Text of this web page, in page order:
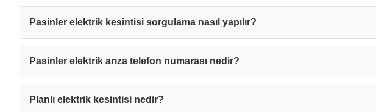
Pasinler elektrik kesintisi sorgulama nasıl yapılır?
Pasinler elektrik arıza telefon numarası nedir?
Planlı elektrik kesintisi nedir?